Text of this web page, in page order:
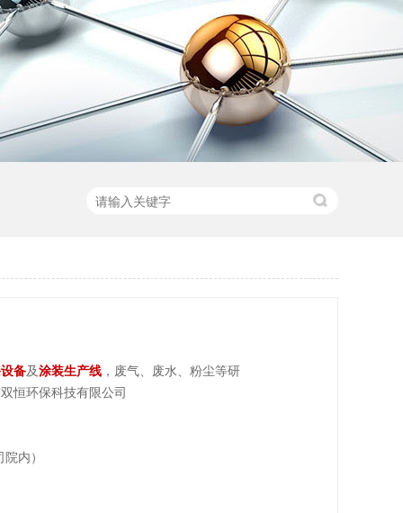
备及涂装生产线 ，废气、废水、粉尘等研
恒环保科技有限公司
内）